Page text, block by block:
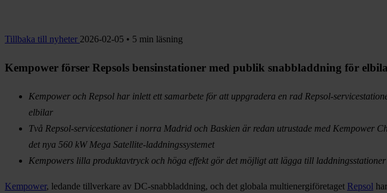
Tillbaka till nyheter 2026-02-05 • 5 min läsning
Kempower förser Repsols bensinstationer med publik snabbladdning för
Kempower och Repsol har inlett ett samarbete för att uppgradera en rad Repsol-
elbilar
Två Repsol-servicestationer i norra Madrid och Baskien är redan utrustade med Kempower
det nya 560 kW Mega Satellite-laddningssystemet
Kempowers lilla produktavtryck och höga effekt gör det möjligt att lägga till
Kempower, ledande tillverkare av DC-snabbladdning, och det globala multienergiföretaget Repsol